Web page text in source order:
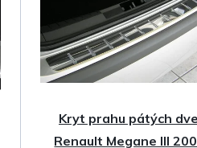
n
Kryt prahu pátých
Renault Megane III